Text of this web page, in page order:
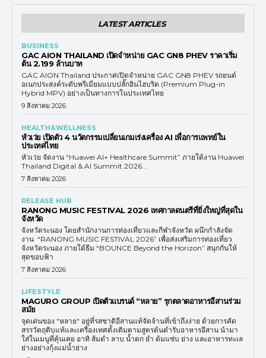
LATEST ARTICLES
BUSINESS
GAC AION THAILAND เปิดจำหน่าย GAC GN8 PHEV ราคาเริ่ม
ต้น 2.199 ล้านบาท
GAC AION Thailand ประกาศเปิดจำหน่าย GAC GN8 PHEV รถยนต์
อเนกประสงค์ระดับพรีเมียมแบบปลั๊กอินไฮบริด (Premium Plug-in
Hybrid MPV) อย่างเป็นทางการในประเทศไทย
9 สิงหาคม 2026
HEALTH&WELLNESS
หัวเว่ย เปิดตัว 4 นวัตกรรมเปลี่ยนเกมเร่งเครื่อง AI เพื่อการแพทย์ใน
ประเทศไทย
หัวเว่ย จัดงาน “Huawei AI+ Healthcare Summit” ภายใต้งาน Huawei
Thailand Digital & AI Summit 2026...
7 สิงหาคม 2026
RELEASE HUB
RANONG MUSIC FESTIVAL 2026 เทศกาลดนตรีที่ยิ่งใหญ่ที่สุดใน
จังหวัด
จังหวัดระนอง โดยสำนักงานการท่องเที่ยวและกีฬาจังหวัด ผนึกกำลังจัด
งาน “RANONG MUSIC FESTIVAL 2026” เพื่อส่งเสริมการท่องเที่ยว
จังหวัดระนอง ภายใต้ธีม “BOUNCE Beyond the Horizon” สนุกกันให้
สุดขอบฟ้า
7 สิงหาคม 2026
LIFESTYLE
MAGURO GROUP เปิดตัวแบรนด์ “หลาย” รุกตลาดอาหารอีสานร่วม
สมัย
จุดเด่นของ "หลาย" อยู่ที่รสชาติอีสานแท้จัดจ้านที่เข้าถึงง่าย ด้วยการคัด
สรรวัตถุดิบแท้และเครื่องเทศดั้งเดิมตามสูตรต้นตำรับอาหารอีสาน นำมา
ใส่ในเมนูที่คุ้นเคย อาทิ ส้มตำ ลาบ น้ำตก ยำ ต้มแซ่บ ย่าง และอาหารทะเล
ย่างอย่างกุ้งแม่น้ำย่าง